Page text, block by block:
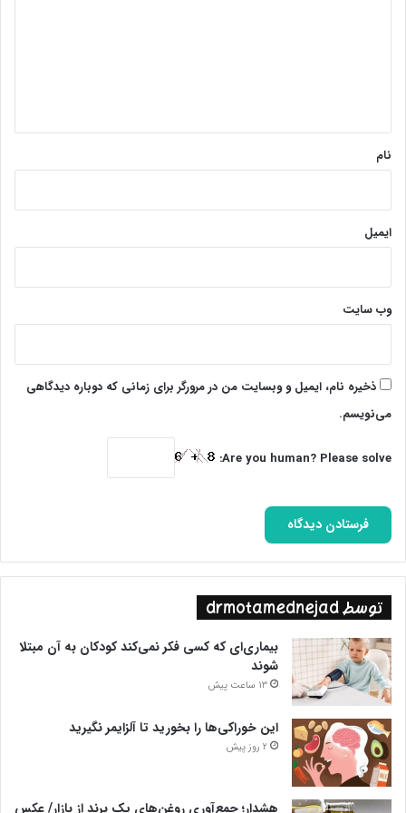
نام
ایمیل
وب‌ سایت
ذخیره نام، ایمیل و وبسایت من در مرورگر برای زمانی که دوباره دیدگاهی
می‌نویسم.
Are you human? Please solve:
توسط drmotamednejad
بیماری‌ای که کسی فکر نمی‌کند کودکان به آن مبتلا
شوند
13 ساعت پیش
این خوراکی‌ها را بخورید تا آلزایمر نگیرید
2 روز پیش
هشدار؛ جمع‌آوری روغن‌های یک برند از بازار/ عکس